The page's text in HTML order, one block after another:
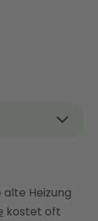
sollten
Heizung
kostet oft